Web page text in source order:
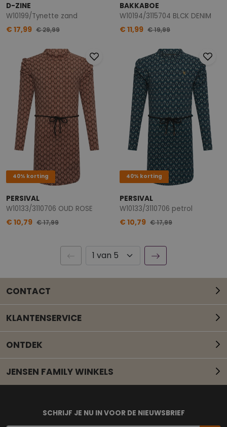
D-ZINE
W10199/Tynette zand
€ 17,99 € 29,99
BAKKABOE
W10194/3115704 BLCK DENIM
€ 11,99 € 19,99
40% korting
PERSIVAL
W10133/3110706 OUD ROSE
€ 10,79 € 17,99
40% korting
PERSIVAL
W10133/3110706 petrol
€ 10,79 € 17,99
CONTACT
Mail onze klantenservice
KLANTENSERVICE
ONTDEK
JENSEN FAMILY WINKELS
SCHRIJF JE NU IN VOOR DE NIEUWSBRIEF